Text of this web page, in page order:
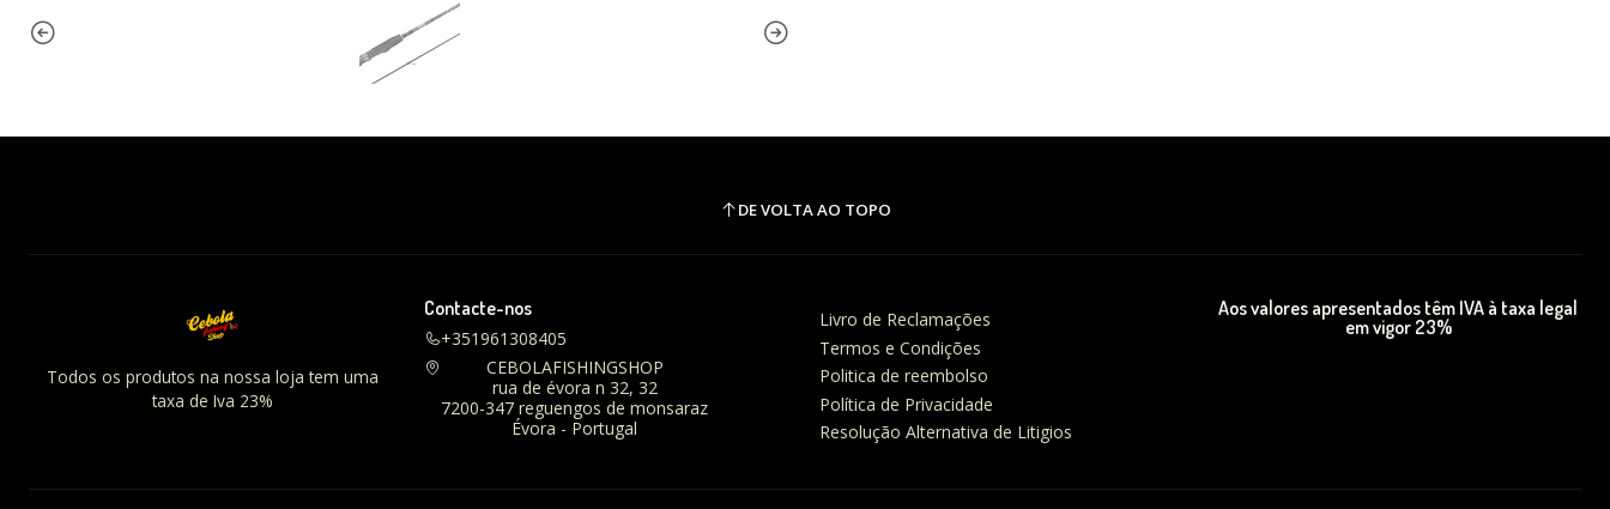
DE VOLTA AO TOPO
Todos os produtos na nossa loja tem uma
taxa de Iva 23%
Contacte-nos
+351961308405
CEBOLAFISHINGSHOP
rua de évora n 32, 32
7200-347 reguengos de monsaraz
Évora - Portugal
Livro de Reclamações
Termos e Condições
Politica de reembolso
Política de Privacidade
Resolução Alternativa de Litigios
Aos valores apresentados têm IVA à taxa legal
em vigor 23%